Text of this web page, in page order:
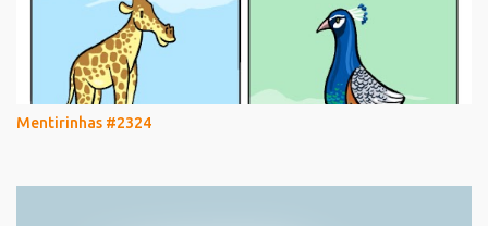
Mentirinhas #2324